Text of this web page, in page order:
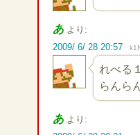
あ より:
2009/ 6/ 28 20:57
れべる
らんら
あ より: